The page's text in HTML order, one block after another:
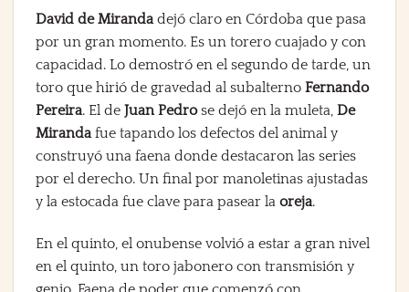
David de Mirandadejó claro en Córdoba que pasa
por un gran momento. Es un torero cuajado y con
capacidad. Lo demostró en el segundo de tarde, un
toro que hirió de gravedad al subalterno Fernando
Pereira. El de Juan Pedrose dejó en la muleta, De
Mirandafue tapando los defectos del animal y
construyó una faena donde destacaron las series
por el derecho. Un final por manoletinas ajustadas
y la estocada fue clave para pasear la oreja.
En el quinto, el onubense volvió a estar a gran nivel
en el quinto, un toro jabonero con transmisión y